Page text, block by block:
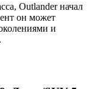
Outlander начал
он может
и